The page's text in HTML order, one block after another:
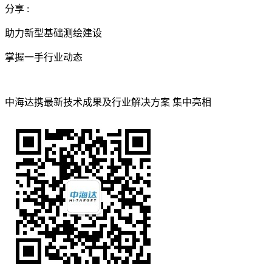
分享 :
助力新型基础测绘建设
掌握一手行业动态
中海达携最新技术成果及行业解决方案 集中亮相